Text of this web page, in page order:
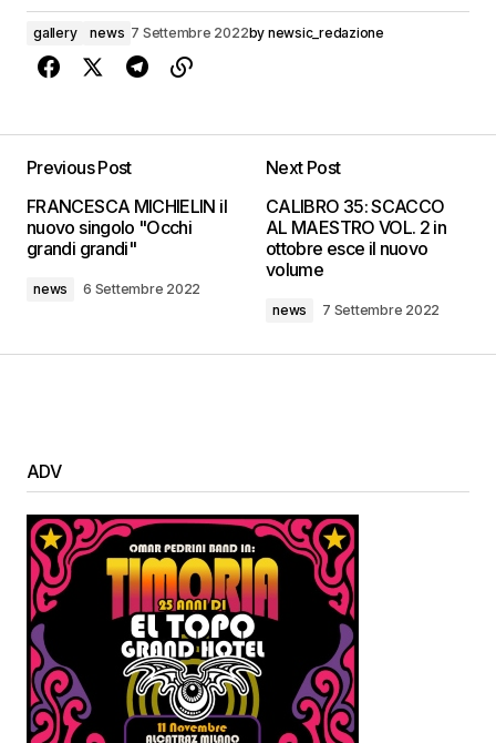
gallery news 7 Settembre 2022by newsic_redazione
Previous Post
FRANCESCA MICHIELIN il
nuovo singolo "Occhi
grandi grandi"
news 6 Settembre 2022
Next Post
CALIBRO 35: SCACCO
AL MAESTRO VOL. 2 in
ottobre esce il nuovo
volume
news 7 Settembre 2022
ADV